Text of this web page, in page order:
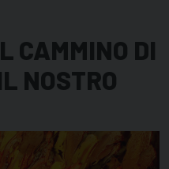
CAMMINO DI
NOSTRO